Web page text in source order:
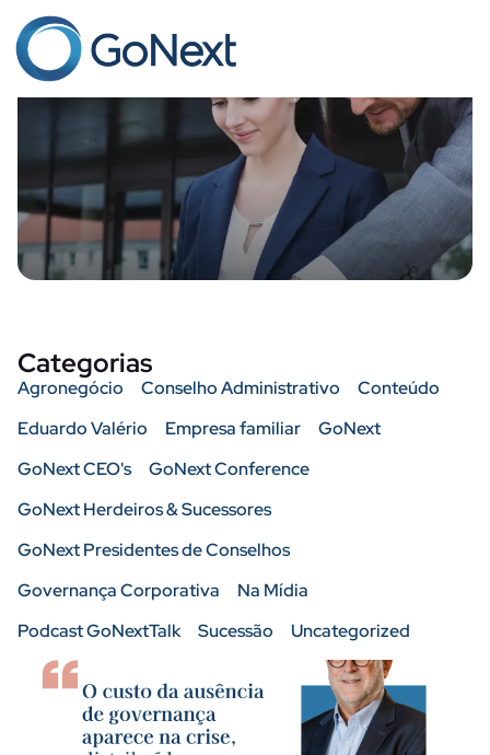
brde
Categorias
Agronegócio Conselho Administrativo
Conteúdo
Eduardo Valério
Empresa familiar
GoNext
GoNext CEO's
GoNext Conference
GoNext Herdeiros & Sucessores
GoNext Presidentes de Conselhos
Governança Corporativa
Na Mídia
Podcast GoNextTalk
Sucessão Uncategorized